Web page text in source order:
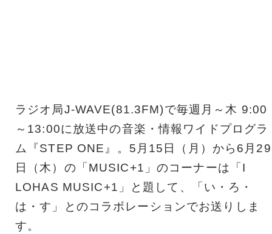
ラジオ局J-WAVE(81.3FM)で毎週月～木 9:00
～13:00に放送中の音楽・情報ワイドプログラ
ム『STEP ONE』。5月15日（月）から6月29
日（木）の「MUSIC+1」のコーナーは「I
LOHAS MUSIC+1」と題して、「い・ろ・
は・す」とのコラボレーションでお送りしま
す。